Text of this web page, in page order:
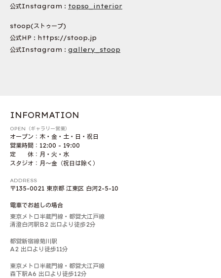
公式Instagram : topso_interior
stoop(ストゥープ)
公式HP : https://stoop.jp
公式Instagram : gallery_stoop
INFORMATION
OPEN（ギャラリー営業）
オープン：木・金・土・日・祝日
営業時間：12:00 - 19:00
定 休：月・火・水
スタジオ：月〜金（祝日は除く）
ADDRESS
〒135-0021 東京都 江東区 白河2-5-10
電車でお越しの場合
東京メトロ半蔵門線・都営大江戸線
清澄白河駅B2 出口より徒歩2分
都営新宿線菊川駅
A2 出口より徒歩11分
東京メトロ半蔵門線・都営大江戸線
森下駅A6 出口より徒歩12分